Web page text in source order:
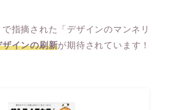
指摘された「デザインのマンネリ
ザインの刷新が期待されています！